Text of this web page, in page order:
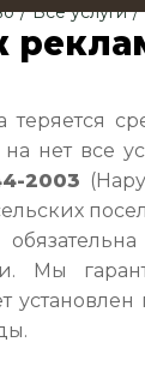
/ Все услуги /
теряется
нет все
2003
Мы